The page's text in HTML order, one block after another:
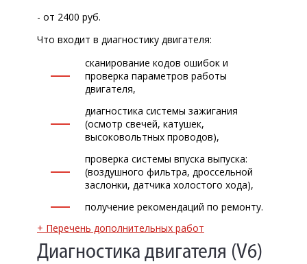
- от 2400 руб.
Что входит в диагностику двигателя:
сканирование кодов ошибок и
проверка параметров работы
двигателя,
диагностика системы зажигания
(осмотр свечей, катушек,
высоковольтных проводов),
проверка системы впуска выпуска:
(воздушного фильтра, дроссельной
заслонки, датчика холостого хода),
получение рекомендаций по ремонту.
+ Перечень дополнительных работ
Диагностика двигателя (V6)